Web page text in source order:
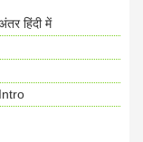
हिंदी में